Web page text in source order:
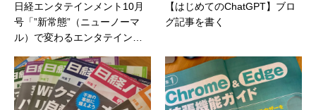
日経エンタテインメント10月
号「”新常態”（ニューノーマ
ル）で変わるエンタテインメ
【はじめてのChatGPT】ブロ
グ記事を書く